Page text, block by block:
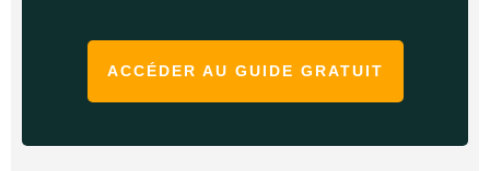
ACCÉDER AU GUIDE GRATUIT